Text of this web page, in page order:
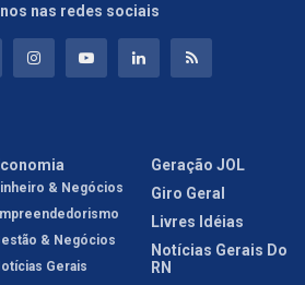
nas redes sociais
& Negócios
& Negócios
Gerais
Geração JOL
Giro Geral
Livres Idéias
Notícias Gerais Do
RN